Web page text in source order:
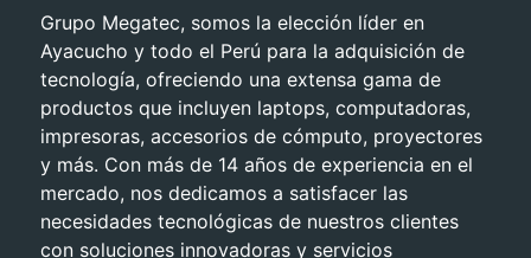
Grupo Megatec, somos la elección líder en
Ayacucho y todo el Perú para la adquisición de
tecnología, ofreciendo una extensa gama de
productos que incluyen laptops, computadoras,
impresoras, accesorios de cómputo, proyectores
y más. Con más de 14 años de experiencia en el
mercado, nos dedicamos a satisfacer las
necesidades tecnológicas de nuestros clientes
con soluciones innovadoras y servicios